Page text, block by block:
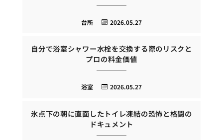
2026.05.27
台所
自分で浴室シャワー水栓を交換する際のリスクと
プロの料金価値
2026.05.27
浴室
氷点下の朝に直面したトイレ凍結の恐怖と格闘の
ドキュメント